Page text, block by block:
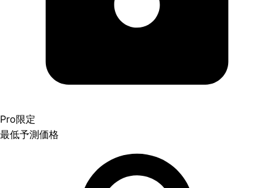
Pro限定
最低予測価格